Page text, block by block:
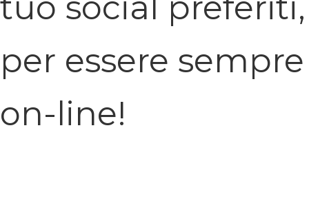
per essere sempre
on-line!